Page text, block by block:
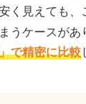
く見えても
うケースが
で精密に比較